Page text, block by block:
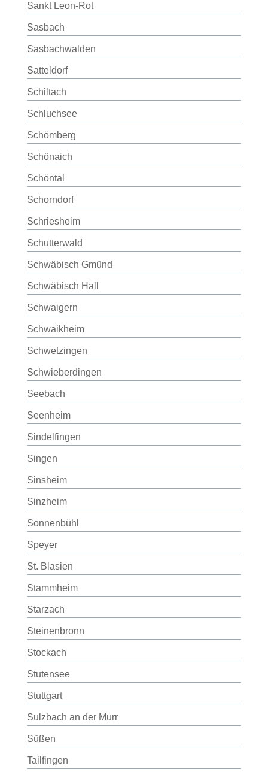
Sankt Leon-Rot
Sasbach
Sasbachwalden
Satteldorf
Schiltach
Schluchsee
Schömberg
Schönaich
Schöntal
Schorndorf
Schriesheim
Schutterwald
Schwäbisch Gmünd
Schwäbisch Hall
Schwaigern
Schwaikheim
Schwetzingen
Schwieberdingen
Seebach
Seenheim
Sindelfingen
Singen
Sinsheim
Sinzheim
Sonnenbühl
Speyer
St. Blasien
Stammheim
Starzach
Steinenbronn
Stockach
Stutensee
Stuttgart
Sulzbach an der Murr
Süßen
Tailfingen